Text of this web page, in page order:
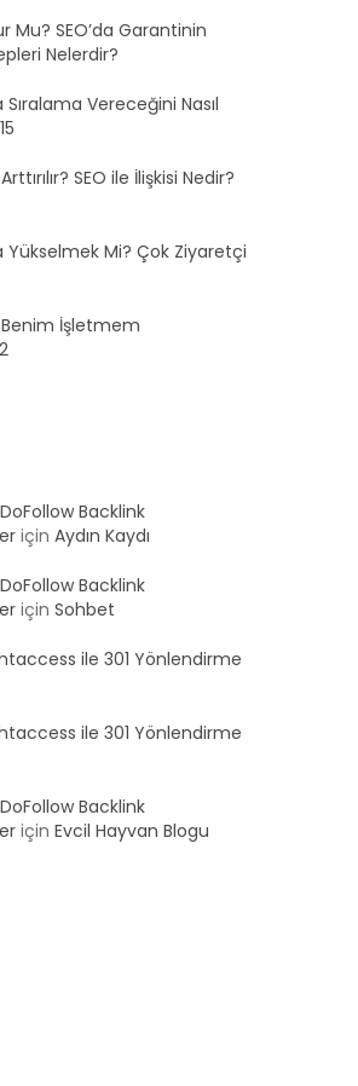
Mu? SEO’da Garantinin
Nelerdir?
Vereceğini Nasıl
SEO ile İlişkisi Nedir?
Yükselmek Mi? Çok Ziyaretçi
Benim İşletmem
Backlink
içinAydın Kaydı
Backlink
içinSohbet
ile 301 Yönlendirme
ile 301 Yönlendirme
Backlink
içinEvcil Hayvan Blogu